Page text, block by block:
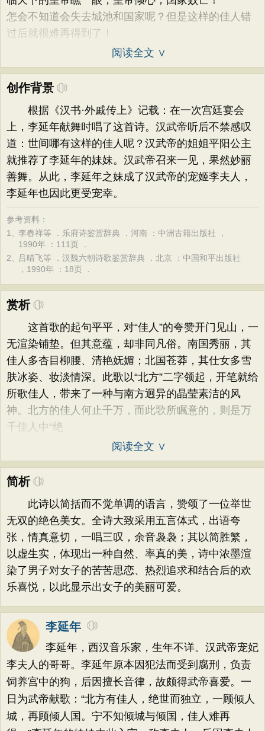
怎会不知道会失去城池和国家呢？但是这样的佳人错
过后就很难再得到了！
阅读全文 ∨
创作背景
根据《汉书·外戚传上》记载：在一次宫廷宴会
上，李延年献舞时唱了这首诗。汉武帝听后不禁感叹
道：世间哪有这样的佳人呢？汉武帝的姐姐平阳公主
就推荐了李延年的妹妹。汉武帝召来一见，果然妙丽
善舞。从此，李延年之妹成了汉武帝的宠姬李夫人，
李延年也因此更受宠幸。
参考资料：
1、李春祥等 ．乐府诗鉴赏辞典 ．河南 ：中洲古籍出版社 ，
1990年 ：111页 ．
2、 吕晴飞等 ．汉魏六朝诗歌鉴赏辞典 ．北京 ：中国和平出版社
，1990年 ：18页 ．
赏析
这首歌的起句平平，对“佳人”的夸赞开门见山，一
无渲染铺垫。但其意蕴，却非同凡俗。南国秀丽，其
佳人多杏目柳腰、清艳妩媚；北国苍莽，其仕女多雪
肤冰姿、妆淡情深。此歌以“北方”二字领起，开笔就给
所歌佳人，带来了一种与南方迥异的晶莹素洁的风
神。北方的佳人何止千万，而此歌所瞩意的，则是万
千佳人中“绝
阅读全文 ∨
简析
此诗以简括而不觉单调的语言，赞颂了一位举世
无双的绝色美女。全诗大致采用五言体式，出语夸
张，情真意切，一唱三叹，余音袅袅；其以简胜繁，
以虚生实，体现出一种自然、率真的美，诗中浓墨渲
染了男子对女子的苦苦思恋、热烈追求和结合后的欢
乐喜悦，以此显示出女子的美丽可爱。
李延年
李延年，西汉音乐家，生年不详。汉武帝宠妃
李夫人的哥哥。李延年原本因犯法而受到腐刑，负责
饲养宫中的狗，后因擅长音律，故颇得武帝喜爱。一
日为武帝献歌：“北方有佳人，绝世而独立，一顾倾人
城，再顾倾人国。宁不知倾城与倾国，佳人难再